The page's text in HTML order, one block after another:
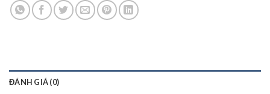
ĐÁNH GIÁ (0)